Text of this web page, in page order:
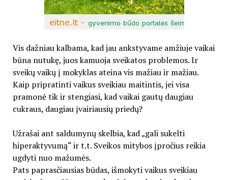
Vis dažniau kalbama, kad jau ankstyvame amžiuje vaikai
būna nutukę, juos kamuoja sveikatos problemos. Ir
sveikų vaikų į mokyklas ateina vis mažiau ir mažiau.
Kaip pripratinti vaikus sveikiau maitintis, jei visa
pramonė tik ir stengiasi, kad vaikai gautų daugiau
cukraus, daugiau įvairiausių priedų?
Užrašai ant saldumynų skelbia, kad „gali sukelti
hiperaktyvumą“ ir t.t. Sveikos mitybos įpročius reikia
ugdyti nuo mažumės.
Pats paprasčiausias būdas, išmokyti vaikus sveikiau